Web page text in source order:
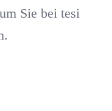
Sie bei tesi